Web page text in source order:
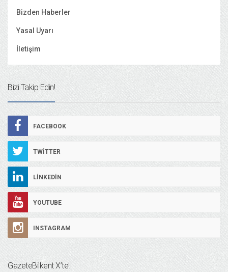
Bizden Haberler
Yasal Uyarı
İletişim
Bizi Takip Edin!
FACEBOOK
TWITTER
LINKEDIN
YOUTUBE
INSTAGRAM
GazeteBilkent X’te!